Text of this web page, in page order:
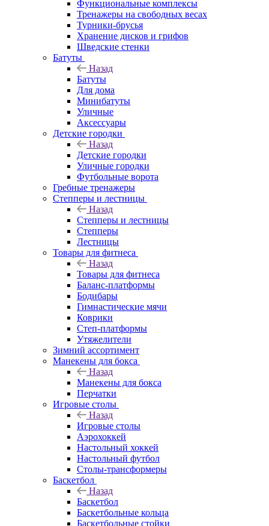
Функциональные комплексы
Тренажеры на свободных весах
Турники-брусья
Хранение дисков и грифов
Шведские стенки
Батуты
Назад
Батуты
Для дома
Минибатуты
Уличные
Аксессуары
Детские городки
Назад
Детские городки
Уличные городки
Футбольные ворота
Гребные тренажеры
Степперы и лестницы
Назад
Степперы и лестницы
Степперы
Лестницы
Товары для фитнеса
Назад
Товары для фитнеса
Баланс-платформы
Бодибары
Гимнастические мячи
Коврики
Степ-платформы
Утяжелители
Зимний ассортимент
Манекены для бокса
Назад
Манекены для бокса
Перчатки
Игровые столы
Назад
Игровые столы
Аэрохоккей
Настольный хоккей
Настольный футбол
Столы-трансформеры
Баскетбол
Назад
Баскетбол
Баскетбольные кольца
Баскетбольные стойки